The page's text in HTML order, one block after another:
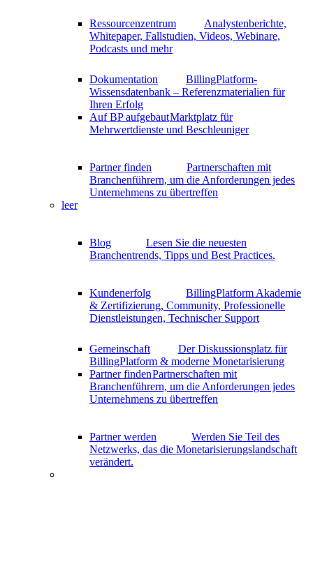
Ressourcenzentrum
Analystenberichte,
Whitepaper, Fallstudien, Videos, Webinare,
Podcasts und mehr
Dokumentation
BillingPlatform-
Wissensdatenbank – Referenzmaterialien für
Ihren Erfolg
Auf BP aufgebautMarktplatz für
Mehrwertdienste und Beschleuniger
Partner finden
Partnerschaften mit
Branchenführern, um die Anforderungen jedes
Unternehmens zu übertreffen
leer
Blog
Lesen Sie die neuesten
Branchentrends, Tipps und Best Practices.
Kundenerfolg
BillingPlatform Akademie
& Zertifizierung, Community, Professionelle
Dienstleistungen, Technischer Support
Gemeinschaft
Der Diskussionsplatz für
BillingPlatform & moderne Monetarisierung
Partner findenPartnerschaften mit
Branchenführern, um die Anforderungen jedes
Unternehmens zu übertreffen
Partner werden
Werden Sie Teil des
Netzwerks, das die Monetarisierungslandschaft
verändert.